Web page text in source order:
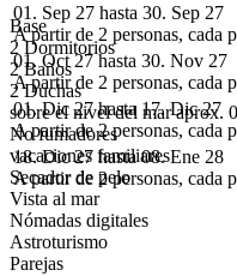
01. Sep 27 hasta 30. Sep 27
A partir de 2 personas, cada
01. Oct 27 hasta 30. Nov 27
A partir de 2 personas, cada
01. Dic 27 hasta 17. Dic 27
A partir de 2 personas, cada
18. Dic 27 hasta 08. Ene 28
A partir de 2 personas, cada
Base
2 Dormitorios
2 Baños
2 Duchas
sobre el nivel del mar aprox.
No fumadores
vacaciones familiares
Secador de pelo
Vista al mar
Nómadas digitales
Astroturismo
Parejas